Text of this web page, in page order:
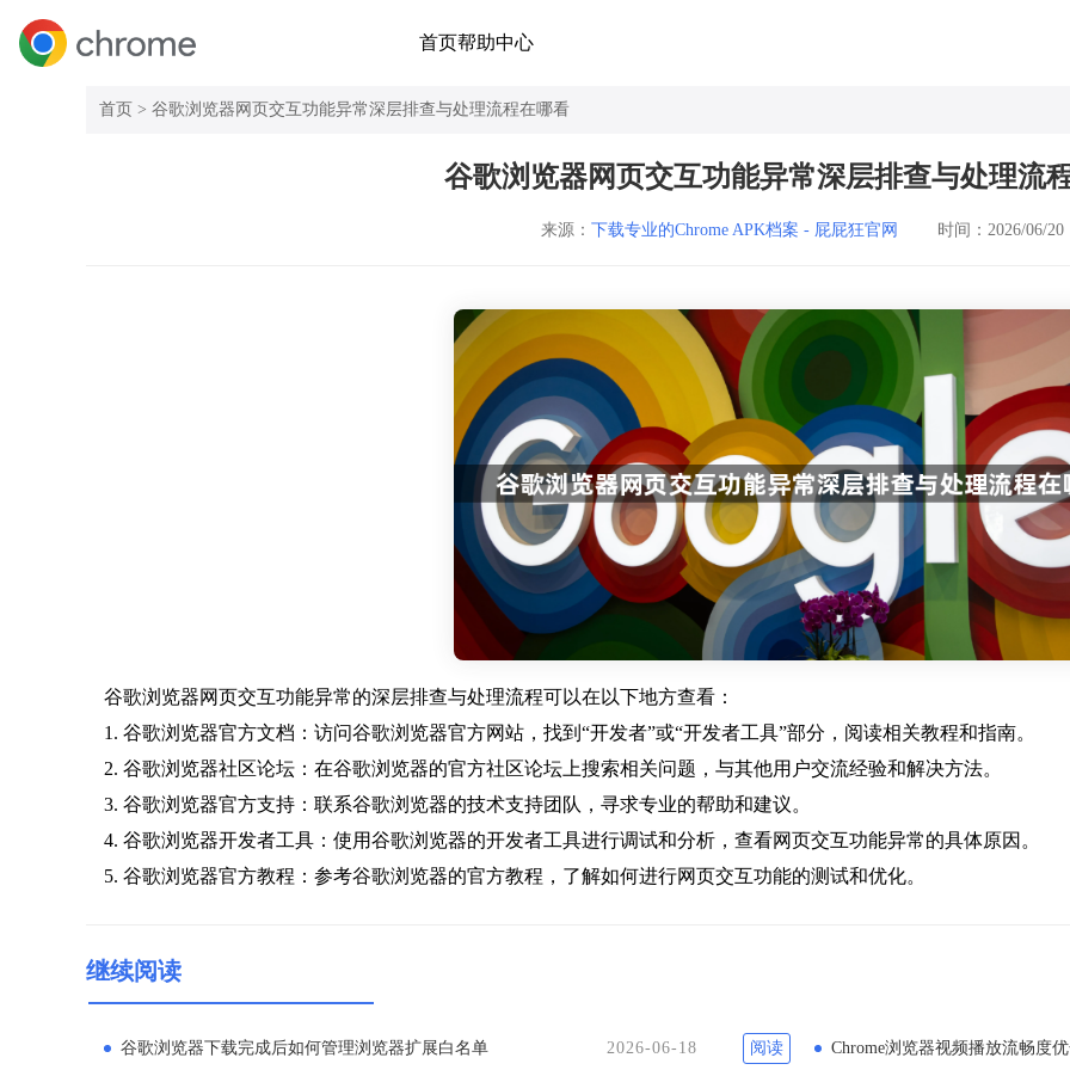
首页帮助中心
首页 > 谷歌浏览器网页交互功能异常深层排查与处理流程在哪看
谷歌浏览器网页交互功能异常深层排查与处理流
来源：下载专业的Chrome APK档案 - 屁屁狂官网 时间：2026/06/20
谷歌浏览器网页交互功能异常的深层排查与处理流程可以在以下地方查看：
1. 谷歌浏览器官方文档：访问谷歌浏览器官方网站，找到“开发者”或“开发者工具”部分，阅读相关教程和指南。
2. 谷歌浏览器社区论坛：在谷歌浏览器的官方社区论坛上搜索相关问题，与其他用户交流经验和解决方法。
3. 谷歌浏览器官方支持：联系谷歌浏览器的技术支持团队，寻求专业的帮助和建议。
4. 谷歌浏览器开发者工具：使用谷歌浏览器的开发者工具进行调试和分析，查看网页交互功能异常的具体原因。
5. 谷歌浏览器官方教程：参考谷歌浏览器的官方教程，了解如何进行网页交互功能的测试和优化。
继续阅读
谷歌浏览器下载完成后如何管理浏览器扩展白名单 2026-06-18 阅读 Chrome浏览器视频播放流畅度